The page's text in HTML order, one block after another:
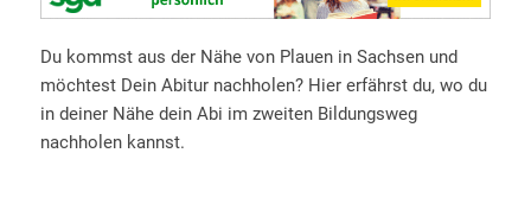
Du kommst aus der Nähe von Plauen in Sachsen und
möchtest Dein Abitur nachholen? Hier erfährst du, wo du
in deiner Nähe dein Abi im zweiten Bildungsweg
nachholen kannst.